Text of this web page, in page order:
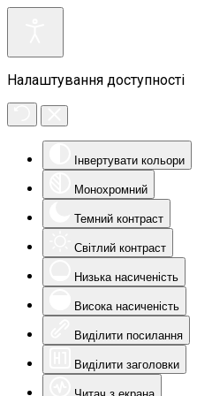
Налаштування доступності
Інвертувати кольори
Монохромний
Темний контраст
Світлий контраст
Низька насиченість
Висока насиченість
Виділити посилання
Виділити заголовки